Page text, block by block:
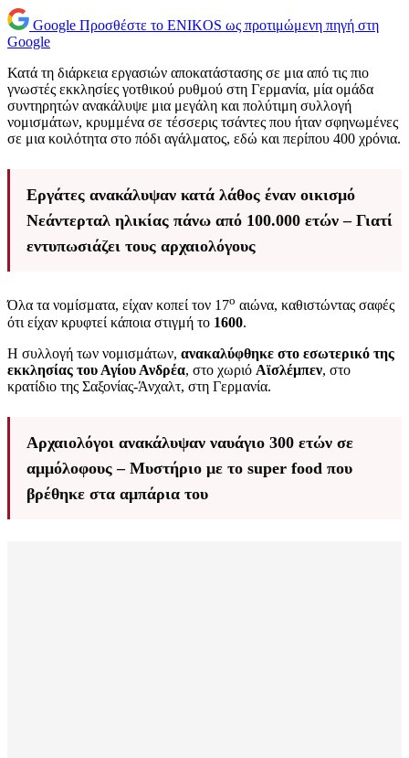
Google Προσθέστε το ENIKOS ως προτιμώμενη πηγή στη
Google
Κατά τη διάρκεια εργασιών αποκατάστασης σε μια από τις πιο
γνωστές εκκλησίες γοτθικού ρυθμού στη Γερμανία, μία ομάδα
συντηρητών ανακάλυψε μια μεγάλη και πολύτιμη συλλογή
νομισμάτων, κρυμμένα σε τέσσερις τσάντες που ήταν σφηνωμένες
σε μια κοιλότητα στο πόδι αγάλματος, εδώ και περίπου 400 χρόνια.
Εργάτες ανακάλυψαν κατά λάθος έναν οικισμό
Νεάντερταλ ηλικίας πάνω από 100.000 ετών – Γιατί
εντυπωσιάζει τους αρχαιολόγους
Όλα τα νομίσματα, είχαν κοπεί τον 17ο αιώνα, καθιστώντας σαφές
ότι είχαν κρυφτεί κάποια στιγμή το 1600.
Η συλλογή των νομισμάτων, ανακαλύφθηκε στο εσωτερικό της
εκκλησίας του Αγίου Ανδρέα, στο χωριό Αϊσλέμπεν, στο
κρατίδιο της Σαξονίας-Άνχαλτ, στη Γερμανία.
Αρχαιολόγοι ανακάλυψαν ναυάγιο 300 ετών σε
αμμόλοφους – Μυστήριο με το super food που
βρέθηκε στα αμπάρια του